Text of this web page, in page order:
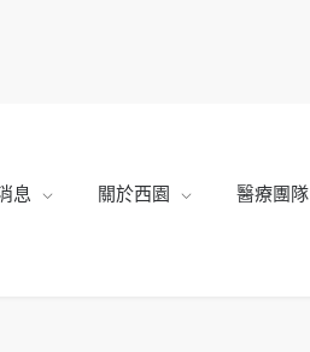
息 關於西園 醫療團隊